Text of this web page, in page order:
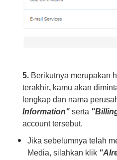
5. Berikutnya merupakan
terakhir, kamu akan
lengkap dan nama
Information" serta
account tersebut.
Jika sebelumnya telah
Media, silahkan klik